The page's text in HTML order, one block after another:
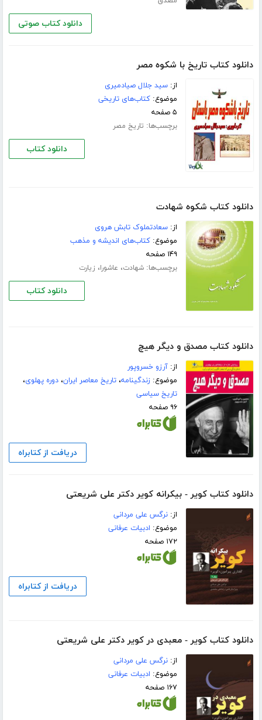
دانلود کتاب صوتی
دانلود کتاب تاریخ با شکوه مصر
از:سید جلال صیادمیری
موضوع:کتاب‌های تاریخی
۵ صفحه
برچسب‌ها: تاریخ مصر
دانلود کتاب
دانلود کتاب شکوه شهادت
از:سعادتملوک تابش هروی
موضوع:کتاب‌های اندیشه و مذهب
۱۴۹ صفحه
برچسب‌ها:شهادت، عاشورا، زیارت
دانلود کتاب
دانلود کتاب مصدق و دیگر هیچ
از:آرزو خسروپور
موضوع:زندگینامه،تاریخ معاصر ایران،دوره پهلوی،
تاریخ سیاسی
۹۶ صفحه
دریافت از کتابراه
دانلود کتاب کویر - بیکرانه کویر دکتر علی شریعتی
از:نرگس علی مردانی
موضوع: ادبیات عرفانی
۱۷۲ صفحه
دریافت از کتابراه
دانلود کتاب کویر - معبدی در کویر دکتر علی شریعتی
از:نرگس علی مردانی
موضوع: ادبیات عرفانی
۱۶۷ صفحه